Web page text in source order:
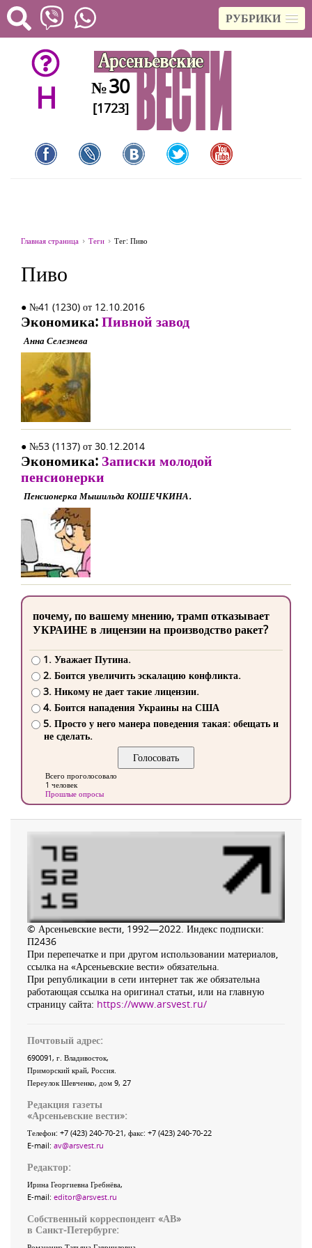
РУБРИКИ
H №30
[1723]
Главная страница Теги Тег: Пиво
Пиво
● №41 (1230) от 12.10.2016
Экономика:Пивной завод
Анна Селезнева
● №53 (1137) от 30.12.2014
Экономика: Записки молодой
пенсионерки
Пенсионерка Мышильда КОШЕЧКИНА.
почему, по вашему мнению, трамп отказывает
УКРАИНЕ в лицензии на производство ракет?
1. Уважает Путина.
2. Боится увеличить эскалацию конфликта.
3. Никому не дает такие лицензии.
4. Боится нападения Украины на США
5. Просто у него манера поведения такая: обещать и
не сделать.
Всего проголосовало
1 человек
Прошлые опросы
© Арсеньевские вести, 1992—2022. Индекс подписки:
П2436
При перепечатке и при другом использовании материалов,
ссылка на «Арсеньевские вести» обязательна.
При републикации в сети интернет так же обязательна
работающая ссылка на оригинал статьи, или на главную
страницу сайта: https://www.arsvest.ru/
Почтовый адрес:
690091, г. Владивосток,
Приморский край, Россия
Переулок Шевченко, дом 9, 27
Редакция газеты
«Арсеньевские вести»:
Телефон: +7 (423) 240-70-21, факс: +7 (423) 240-70-22
E-mail: av@arsvest.ru
Редактор:
Ирина Георгиевна Гребнёва,
E-mail: editor@arsvest.ru
Собственный корреспондент «АВ»
в Санкт-Петербурге: